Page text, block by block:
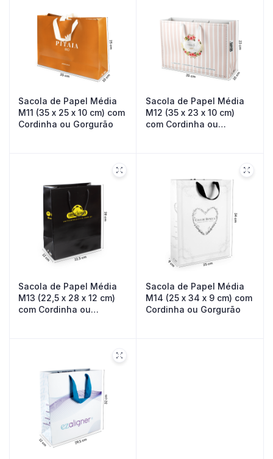
Sacola de Papel Média
M11 (35 x 25 x 10 cm) com
Cordinha ou Gorgurão
Sacola de Papel Média
M12 (35 x 23 x 10 cm)
com Cordinha ou
Sacola de Papel Média
M13 (22,5 x 28 x 12 cm)
com Cordinha ou
Sacola de Papel Média
M14 (25 x 34 x 9 cm) com
Cordinha ou Gorgurão